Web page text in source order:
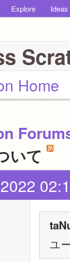
Explore Ideas
Home
いて
ユ